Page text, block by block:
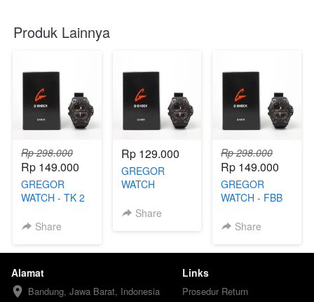
Produk Lainnya
Rp 298.000
Rp 149.000
GREGOR
WATCH - TK 2
Share
Rp 129.000
GREGOR
WATCH
Share
Rp 298.000
Rp 149.000
GREGOR
WATCH - FBB
Share
Alamat
Bandung, Jawa Barat, Indonesia
Links
Prosedur Return